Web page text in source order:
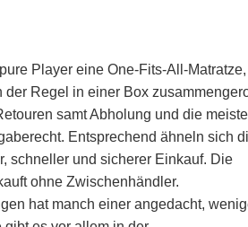
Player eine One-Fits-All-Matratze,
Regel in einer Box
samt Abholung und die
Entsprechend ähneln sich
schneller und sicherer Einkauf. Die
ohne Zwischenhändler.
hat manch einer angedacht,